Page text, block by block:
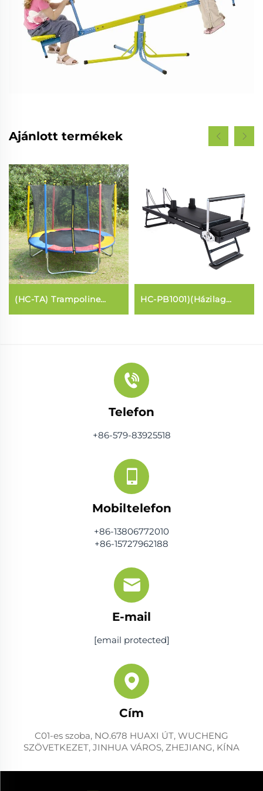
Ajánlott termékek
(HC-TA) Trampoline
(általános stílus)
HC-PB1001)(Házilag
használt Pilates
Telefon
+86-579-83925518
Mobiltelefon
+86-13806772010
+86-15727962188
E-mail
[email protected]
Cím
C01-es szoba, NO.678 HUAXI ÚT, WUCHENG
SZÖVETKEZET, JINHUA VÁROS, ZHEJIANG, KÍNA